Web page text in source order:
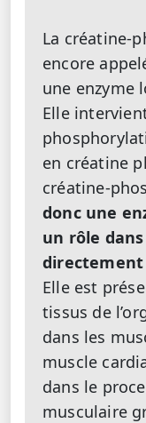
La créatine-
encore
une enzyme
Elle
en créatine
créatine-
donc une
un rôle
directement
Elle est
tissus de
dans les
muscle
dans le
musculaire